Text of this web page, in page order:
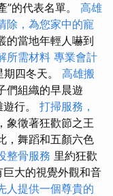
”的代表名單。 高雄
除，為您家中的寵
的當地年輕人嚇到
所需材料 專業會計
四冬天。 高雄搬
們組織的早晨遊
行。 打掃服務，
象徵著狂歡節之王
，舞蹈和五顏六色
整骨服務 里約狂歡
大的視覺外觀和音
人提供一個尊貴的